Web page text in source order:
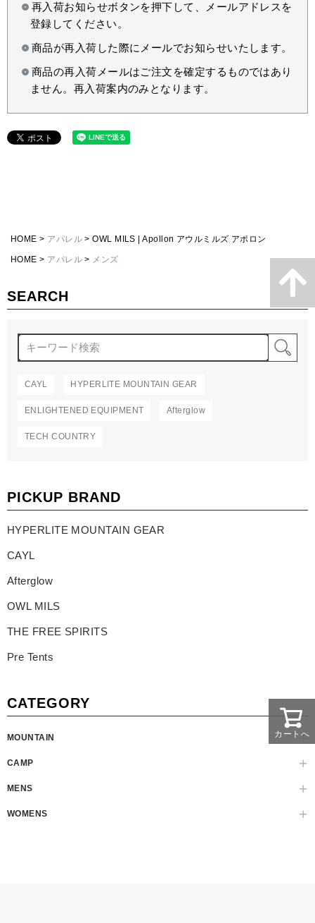
SEARCH
CAYL HYPERLITE MOUNTAIN GEAR
ENLIGHTENED EQUIPMENT Afterglow
TECH COUNTRY
PICKUP BRAND
HYPERLITE MOUNTAIN GEAR
CAYL
Afterglow
OWL MILS
THE FREE SPIRITS
Pre Tents
CATEGORY
MOUNTAIN
CAMP
MENS
WOMENS
再入荷お知らせボタンを押下して、メールアドレスを
登録してください。
商品が再入荷した際にメールでお知らせいたします。
商品の再入荷メールはご注文を確定するものではあり
ません。再入荷案内のみとなります。
HOME アパレル OWL MILS | Apollon アウルミルズ アポロン
HOME アパレル メンズ
カートへ